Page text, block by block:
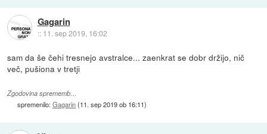
Gagarin
:: 11. sep 2019, 16:02
sam da še čehi tresnejo avstralce... zaenkrat se dobr držijo, nič
več, pušiona v tretji
Zgodovina sprememb…
spremenilo:Gagarin(11. sep 2019 ob 16:11)